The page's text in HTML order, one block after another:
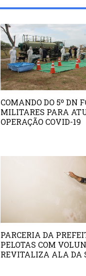
COMANDO DO 5º DN
MILITARES PARA
OPERAÇÃO COVID-19
PARCERIA DA
PELOTAS COM
REVITALIZA ALA DA